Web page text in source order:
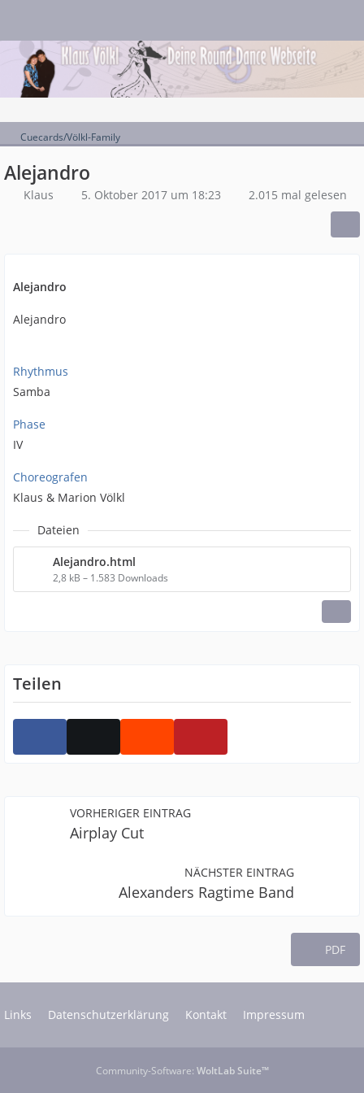
Cuecards/Völkl-Family
Alejandro
Klaus 5. Oktober 2017 um 18:23 2.015 mal gelesen
Alejandro
Alejandro
Rhythmus
Samba
Phase
IV
Choreografen
Klaus & Marion Völkl
Dateien
Alejandro.html
2,8 kB – 1.583 Downloads
Teilen
VORHERIGER EINTRAG
Airplay Cut
NÄCHSTER EINTRAG
Alexanders Ragtime Band
PDF
Links Datenschutzerklärung Kontakt Impressum
Community-Software: WoltLab Suite™